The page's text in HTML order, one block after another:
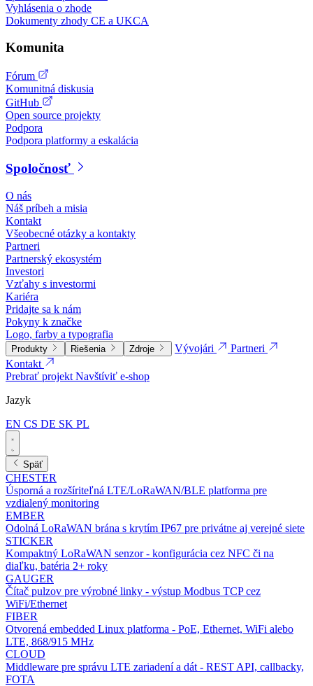
Vyhlásenia o zhode
Dokumenty zhody CE a UKCA
Komunita
Fórum
Komunitná diskusia
GitHub
Open source projekty
Podpora
Podpora platformy a eskalácia
Spoločnosť
O nás
Náš príbeh a misia
Kontakt
Všeobecné otázky a kontakty
Partneri
Partnerský ekosystém
Investori
Vzťahy s investormi
Kariéra
Pridajte sa k nám
Pokyny k značke
Logo, farby a typografia
Produkty Riešenia Zdroje Vývojári
Partneri
Kontakt
Prebrať projektNavštíviť e-shop
Jazyk
EN CS DE SK PL
Späť
CHESTER
Úsporná a rozšíriteľná LTE/LoRaWAN/BLE platforma pre
vzdialený monitoring
EMBER
Odolná LoRaWAN brána s krytím IP67 pre privátne aj verejné siete
STICKER
Kompaktný LoRaWAN senzor - konfigurácia cez NFC či na
diaľku, batéria 2+ roky
GAUGER
Čítač pulzov pre výrobné linky - výstup Modbus TCP cez
WiFi/Ethernet
FIBER
Otvorená embedded Linux platforma - PoE, Ethernet, WiFi alebo
LTE, 868/915 MHz
CLOUD
Middleware pre správu LTE zariadení a dát - REST API, callbacky,
FOTA